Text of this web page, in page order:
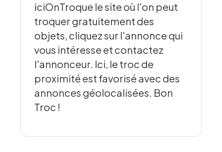
iciOnTroque le site où l'on peut
troquer gratuitement des
objets, cliquez sur l'annonce qui
vous intéresse et contactez
l'annonceur. Ici, le troc de
proximité est favorisé avec des
annonces géolocalisées. Bon
Troc !